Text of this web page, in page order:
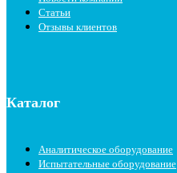
Статьи
Отзывы клиентов
Каталог
Аналитическое оборудование
Испытательные оборудование